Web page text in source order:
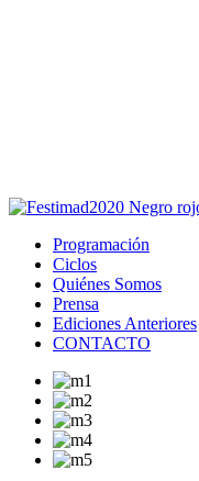
Programación
Ciclos
Quiénes Somos
Prensa
Ediciones Anteriores
CONTACTO